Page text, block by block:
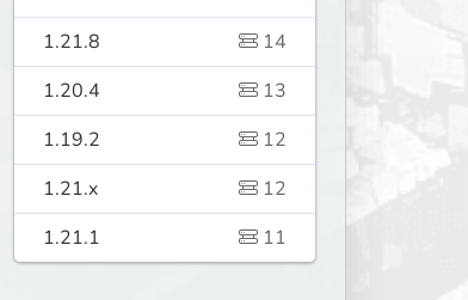
1.21.8
14
1.20.4
13
1.19.2
12
1.21.x
12
1.21.1
11